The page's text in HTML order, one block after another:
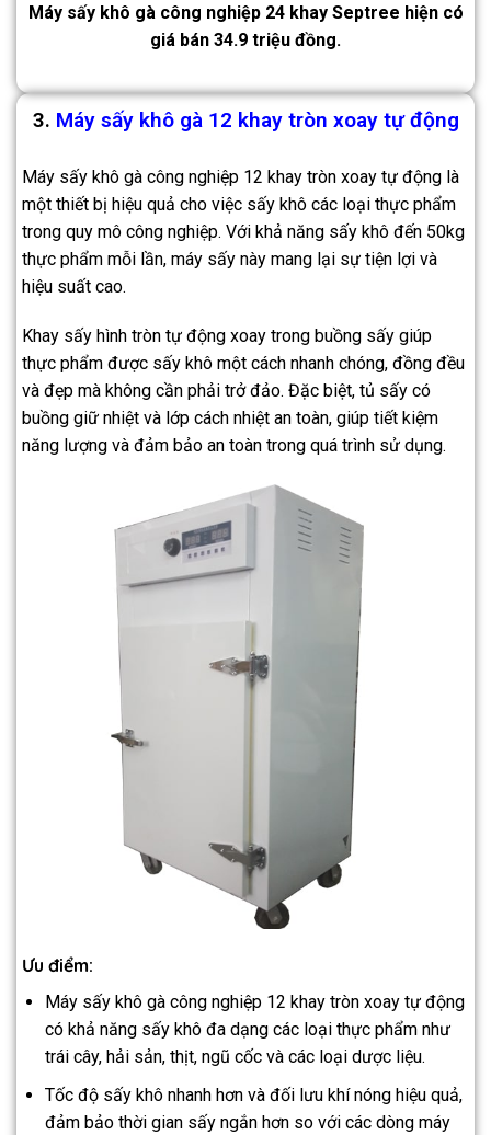
Máy sấy khô gà công nghiệp 24 khay Septree hiện có
giá bán 34.9 triệu đồng.
3. Máy sấy khô gà 12 khay tròn xoay tự động
Máy sấy khô gà công nghiệp 12 khay tròn xoay tự động là
một thiết bị hiệu quả cho việc sấy khô các loại thực phẩm
trong quy mô công nghiệp. Với khả năng sấy khô đến 50kg
thực phẩm mỗi lần, máy sấy này mang lại sự tiện lợi và
hiệu suất cao.
Khay sấy hình tròn tự động xoay trong buồng sấy giúp
thực phẩm được sấy khô một cách nhanh chóng, đồng đều
và đẹp mà không cần phải trở đảo. Đặc biệt, tủ sấy có
buồng giữ nhiệt và lớp cách nhiệt an toàn, giúp tiết kiệm
năng lượng và đảm bảo an toàn trong quá trình sử dụng.
Ưu điểm:
Máy sấy khô gà công nghiệp 12 khay tròn xoay tự động
có khả năng sấy khô đa dạng các loại thực phẩm như
trái cây, hải sản, thịt, ngũ cốc và các loại dược liệu.
Tốc độ sấy khô nhanh hơn và đối lưu khí nóng hiệu quả,
đảm bảo thời gian sấy ngắn hơn so với các dòng máy